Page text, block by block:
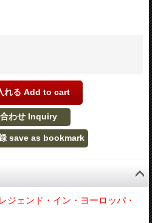
ジェンド・イン・ヨーロッパ・